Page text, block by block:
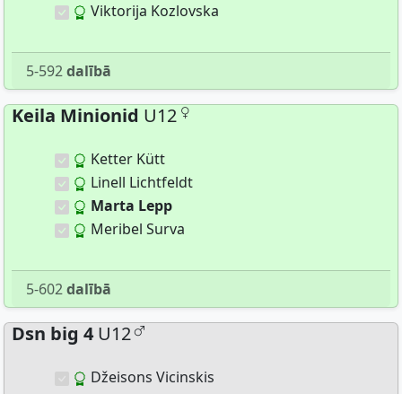
Viktorija Kozlovska
5-592dalībā
Keila Minionid U12
Ketter Kütt
Linell Lichtfeldt
Marta Lepp
Meribel Surva
5-602dalībā
Dsn big 4 U12
Džeisons Vicinskis